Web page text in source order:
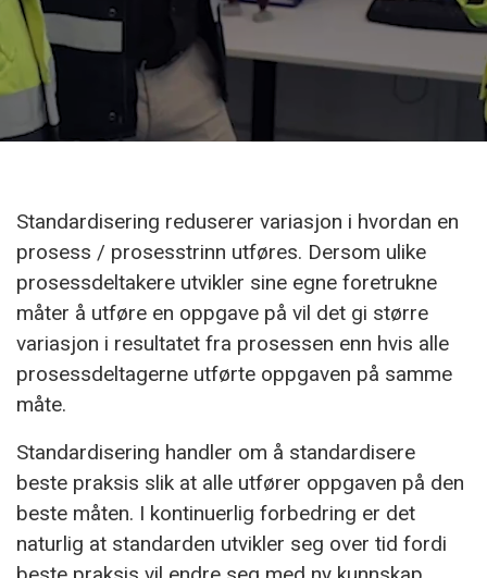
Standardisering reduserer variasjon i hvordan en
prosess / prosesstrinn utføres. Dersom ulike
prosessdeltakere utvikler sine egne foretrukne
måter å utføre en oppgave på vil det gi større
variasjon i resultatet fra prosessen enn hvis alle
prosessdeltagerne utførte oppgaven på samme
måte.
Standardisering handler om å standardisere
beste praksis slik at alle utfører oppgaven på den
beste måten. I kontinuerlig forbedring er det
naturlig at standarden utvikler seg over tid fordi